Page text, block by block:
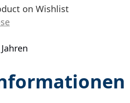
on Wishlist